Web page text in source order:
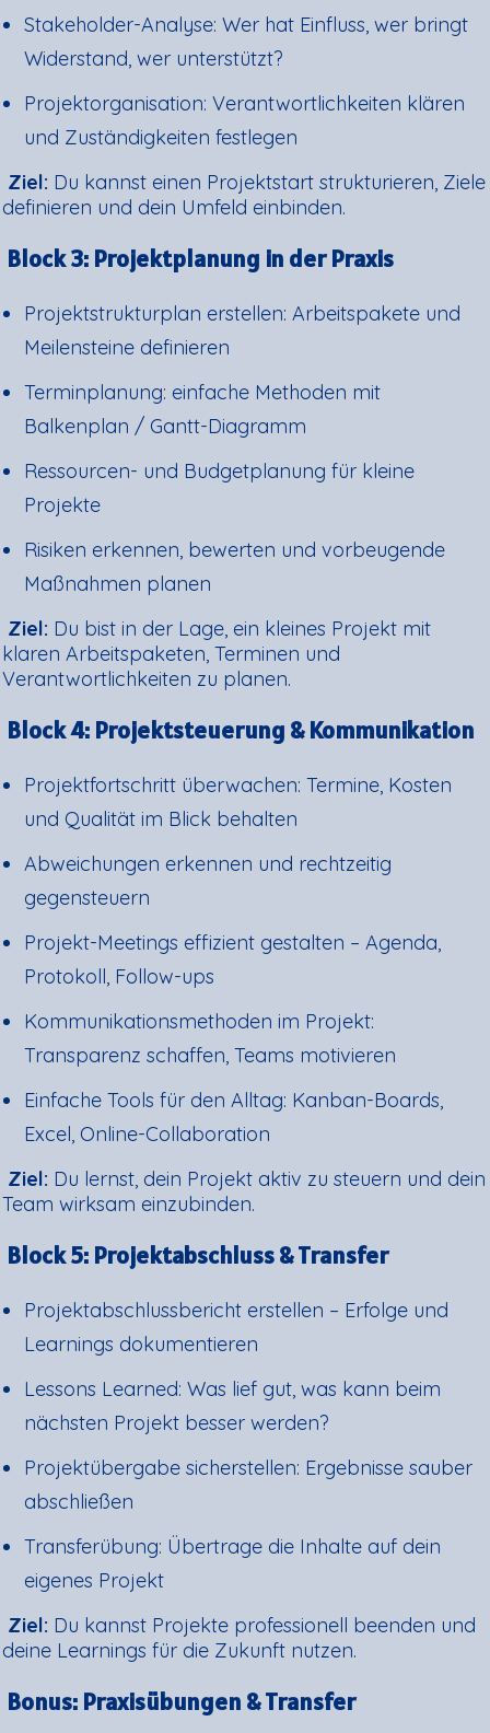
Stakeholder-Analyse: Wer hat Einfluss, wer bringt
Widerstand, wer unterstützt?
Projektorganisation: Verantwortlichkeiten klären
und Zuständigkeiten festlegen
Ziel: Du kannst einen Projektstart strukturieren, Ziele
definieren und dein Umfeld einbinden.
Block 3: Projektplanung in der Praxis
Projektstrukturplan erstellen: Arbeitspakete und
Meilensteine definieren
Terminplanung: einfache Methoden mit
Balkenplan / Gantt-Diagramm
Ressourcen- und Budgetplanung für kleine
Projekte
Risiken erkennen, bewerten und vorbeugende
Maßnahmen planen
Ziel: Du bist in der Lage, ein kleines Projekt mit
klaren Arbeitspaketen, Terminen und
Verantwortlichkeiten zu planen.
Block 4: Projektsteuerung & Kommunikation
Projektfortschritt überwachen: Termine, Kosten
und Qualität im Blick behalten
Abweichungen erkennen und rechtzeitig
gegensteuern
Projekt-Meetings effizient gestalten – Agenda,
Protokoll, Follow-ups
Kommunikationsmethoden im Projekt:
Transparenz schaffen, Teams motivieren
Einfache Tools für den Alltag: Kanban-Boards,
Excel, Online-Collaboration
Ziel: Du lernst, dein Projekt aktiv zu steuern und dein
Team wirksam einzubinden.
Block 5: Projektabschluss & Transfer
Projektabschlussbericht erstellen – Erfolge und
Learnings dokumentieren
Lessons Learned: Was lief gut, was kann beim
nächsten Projekt besser werden?
Projektübergabe sicherstellen: Ergebnisse sauber
abschließen
Transferübung: Übertrage die Inhalte auf dein
eigenes Projekt
Ziel: Du kannst Projekte professionell beenden und
deine Learnings für die Zukunft nutzen.
Bonus: Praxisübungen & Transfer